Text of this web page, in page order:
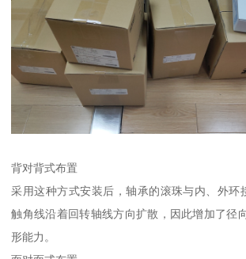
背对背式布置
采用这种方式安装后，轴承的滚珠与内、外环
触角线沿着回转轴线方向扩散，因此增加了径
形能力。